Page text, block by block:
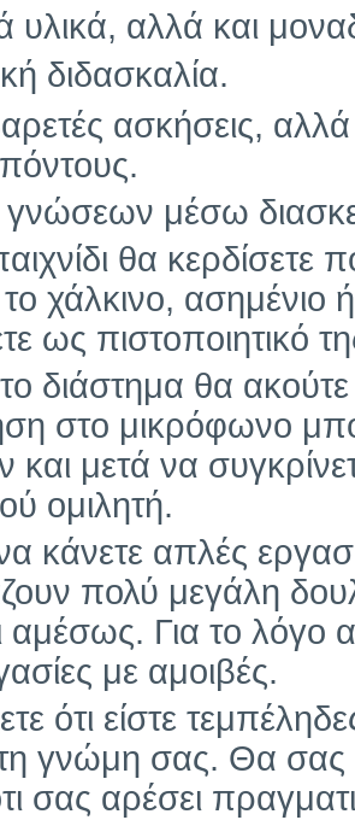
υλικά, αλλά και
διδασκαλία.
ασκήσεις,
πόντους.
γνώσεων μέσω
θα
το χάλκινο,
ως πιστοποιητικό
διάστημα θα
στο μικρόφωνο
και μετά να
ομιλητή.
κάνετε απλές
πολύ μεγάλη
αμέσως. Για το λόγο
με αμοιβές.
ότι είστε
γνώμη σας. Θα σας
σας αρέσει